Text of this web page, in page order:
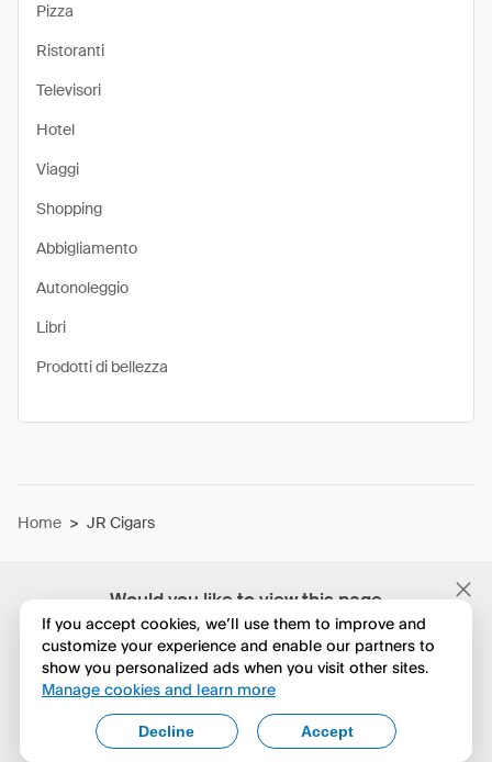
Would you like to view this page
in English?
No, continua a esplorare
Yes, change to English
Pizza
Ristoranti
Televisori
Hotel
Viaggi
Shopping
Abbigliamento
Autonoleggio
Libri
Prodotti di bellezza
Home > JR Cigars
If you accept cookies, we’ll use them to improve and
customize your experience and enable our partners to
show you personalized ads when you visit other sites.
Manage cookies and learn more
Accept
Decline